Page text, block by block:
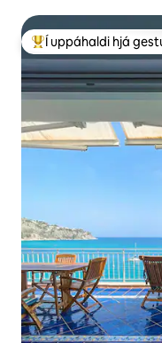
Í mestu uppáhaldi hjá
Í uppáhaldi hjá